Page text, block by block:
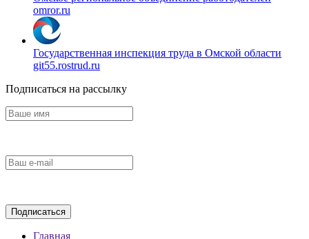
omror.ru
Государственная инспекция труда в Омской области
git55.rostrud.ru
Подписаться на рассылку
Главная